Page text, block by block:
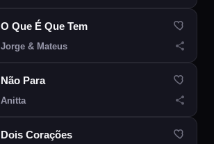
O Que É Que Tem
Jorge & Mateus
Não Para
Anitta
Dois Corações